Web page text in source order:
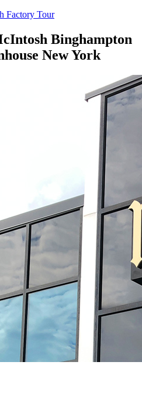
Factory Tour
Binghampton
New York